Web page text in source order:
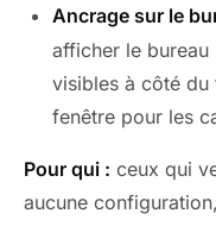
Ancrage sur le
afficher le
visibles à côté du
fenêtre pour les
Pour qui : ceux qui
aucune